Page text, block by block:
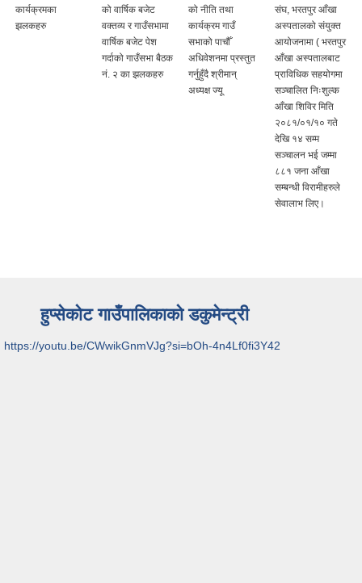
कार्यक्रमका
झलकहरु
को वार्षिक बजेट
वक्तव्य र गाउँसभामा
वार्षिक बजेट पेश
गर्दाको गाउँसभा बैठक
नं‍. २ का झलकहरु
को नीति तथा
कार्यक्रम गाउँ
सभाको पाचौँ
अधिवेशनमा प्रस्तुत
गर्नुहुँदै श्रीमान्
अध्यक्ष ज्यू
संघ, भरतपुर आँखा
अस्पतालको संयुक्त
आयोजनामा ( भरतपुर
आँखा अस्पतालबाट
प्राविधिक सहयोगमा
सञ्‍चालित निःशुल्क
आँखा शिविर मिति
२०८१/०१/१० गते
देखि १४ सम्म
सञ्‍चालन भई जम्मा
८८१ जना आँखा
सम्बन्धी विरामीहरुले
सेवालाभ लिए।
हुप्सेकोट गाउँपालिकाको डकुमेन्ट्री
https://youtu.be/CWwikGnmVJg?si=bOh-4n4Lf0fi3Y42